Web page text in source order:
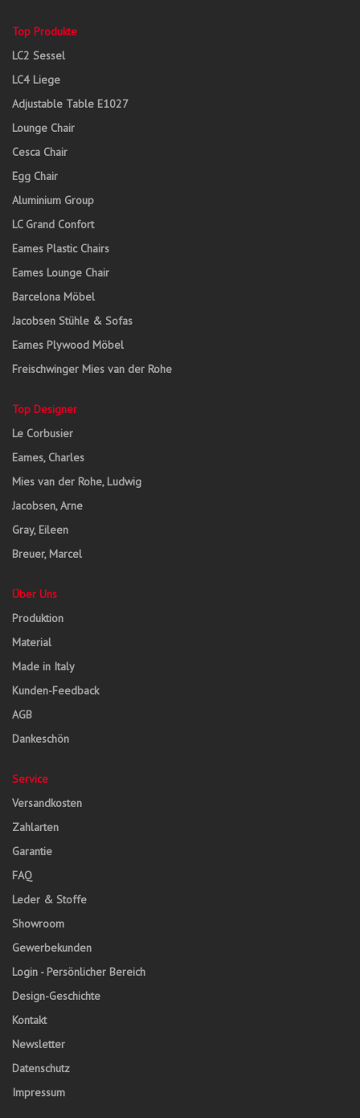
Top Produkte
LC2 Sessel
LC4 Liege
Adjustable Table E1027
Lounge Chair
Cesca Chair
Egg Chair
Aluminium Group
LC Grand Confort
Eames Plastic Chairs
Eames Lounge Chair
Barcelona Möbel
Jacobsen Stühle & Sofas
Eames Plywood Möbel
Freischwinger Mies van der Rohe
Top Designer
Le Corbusier
Eames, Charles
Mies van der Rohe, Ludwig
Jacobsen, Arne
Gray, Eileen
Breuer, Marcel
Über Uns
Produktion
Material
Made in Italy
Kunden-Feedback
AGB
Dankeschön
Service
Versandkosten
Zahlarten
Garantie
FAQ
Leder & Stoffe
Showroom
Gewerbekunden
Login - Persönlicher Bereich
Design-Geschichte
Kontakt
Newsletter
Datenschutz
Impressum